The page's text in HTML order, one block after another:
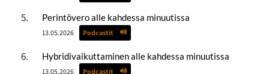
Perintövero alle kahdessa minuutissa
13.05.2026 Podcastit
Hybridivaikuttaminen alle kahdessa minuutissa
13.05.2026 Podcastit